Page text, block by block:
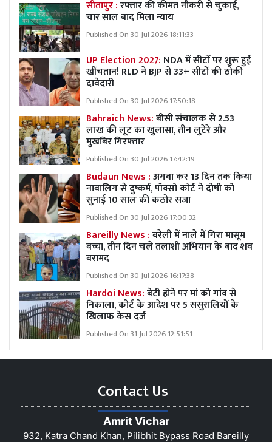
सीतापुर :रफ्तार की कीमत नौकरी से चुकाई,
चार साल बाद मिला न्याय
Published On 30 Jul 2026 18:11:33
UP Election 2027: NDA में सीटों पर शुरू हुई
खींचतान! RLD ने BJP से 33+ सीटों की ठोकी
दावेदारी
Published On 30 Jul 2026 17:50:18
Bahraich News:बीसी संचालक से 2.53
लाख की लूट का खुलासा, तीन लुटेरे और
मुखबिर गिरफ्तार
Published On 30 Jul 2026 17:42:19
Budaun News :अगवा कर 13 दिन तक किया
नाबालिग से दुष्कर्म, पॉक्सो कोर्ट ने दोषी को
सुनाई 10 साल की कठोर सजा
Published On 30 Jul 2026 17:00:32
Bareilly News :बरेली में नाले में गिरा मासूम
बच्चा, तीन दिन चले तलाशी अभियान के बाद शव
बरामद
Published On 30 Jul 2026 16:17:38
Hardoi News:बेटी होने पर मां को गांव से
निकाला, कोर्ट के आदेश पर 5 ससुरालियों के
खिलाफ केस दर्ज
Published On 31 Jul 2026 12:51:51
Contact Us
Amrit Vichar
932, Katra Chand Khan, Pilibhit Bypass Road Bareilly